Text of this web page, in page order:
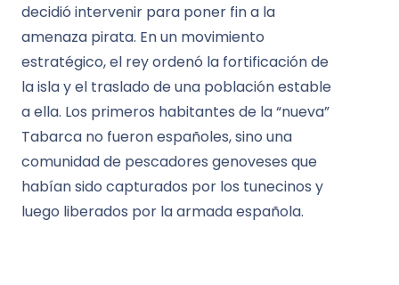
decidió intervenir para poner fin a la
amenaza pirata. En un movimiento
estratégico, el rey ordenó la fortificación de
la isla y el traslado de una población estable
a ella. Los primeros habitantes de la “nueva”
Tabarca no fueron españoles, sino una
comunidad de pescadores genoveses que
habían sido capturados por los tunecinos y
luego liberados por la armada española.